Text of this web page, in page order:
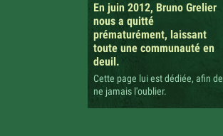
En juin 2012, Bruno Grelier
nous a quitté
prématurément, laissant
toute une communauté en
deuil.
Cette page lui est dédiée, afin de
ne jamais l'oublier.